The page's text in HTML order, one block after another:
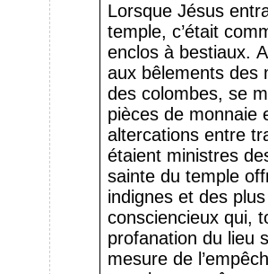
Lorsque Jésus
temple, c’était
enclos à bestiaux.
aux bêlements des
des colombes, se
pièces de monnaie
altercations entre
étaient ministres
sainte du temple
indignes et des
consciencieux qui,
profanation du lieu
mesure de